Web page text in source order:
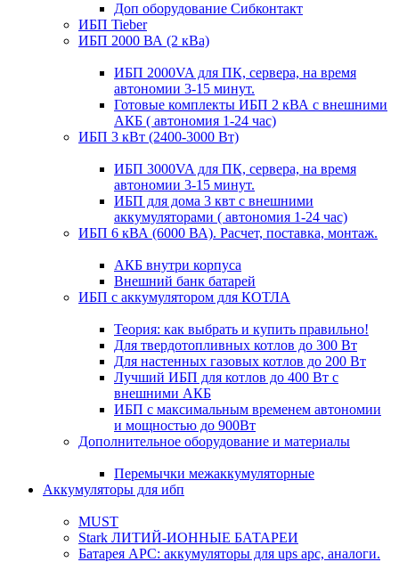
Доп оборудование Сибконтакт
ИБП Tieber
ИБП 2000 ВА (2 кВа)
ИБП 2000VA для ПК, сервера, на время
автономии 3-15 минут.
Готовые комплекты ИБП 2 кВА с внешними
АКБ ( автономия 1-24 час)
ИБП 3 кВт (2400-3000 Вт)
ИБП 3000VA для ПК, сервера, на время
автономии 3-15 минут.
ИБП для дома 3 квт с внешними
аккумуляторами ( автономия 1-24 час)
ИБП 6 кВА (6000 ВА). Расчет, поставка, монтаж.
АКБ внутри корпуса
Внешний банк батарей
ИБП с аккумулятором для КОТЛА
Теория: как выбрать и купить правильно!
Для твердотопливных котлов до 300 Вт
Для настенных газовых котлов до 200 Вт
Лучший ИБП для котлов до 400 Вт с
внешними АКБ
ИБП с максимальным временем автономии
и мощностью до 900Вт
Дополнительное оборудование и материалы
Перемычки межаккумуляторные
Аккумуляторы для ибп
MUST
Stark ЛИТИЙ-ИОННЫЕ БАТАРЕИ
Батарея APC: аккумуляторы для ups apc, аналоги.